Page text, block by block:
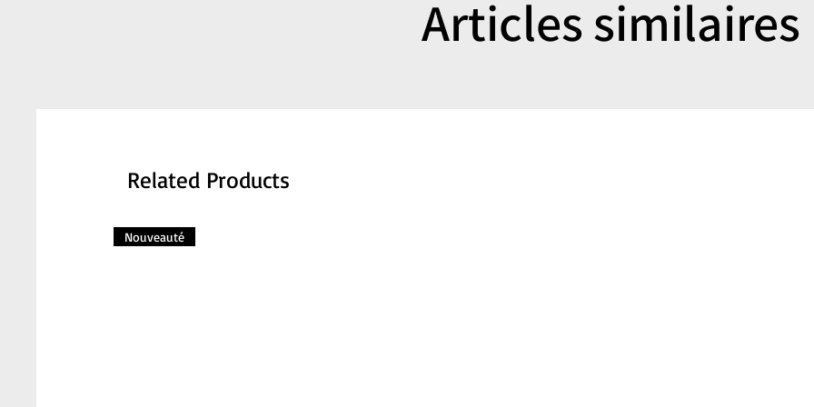
Articles similaires
Related Products
Nouveauté